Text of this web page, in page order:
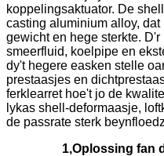
koppelingsaktuator. De
casting aluminium alloy,
gewicht en hege sterkte.
smeerfluid, koelpipe en
dy't hegere easken stelle
prestaasjes en
ferklearret hoe't jo de
lykas shell-deformaasje,
de passrate sterk
1,Oplossing fan